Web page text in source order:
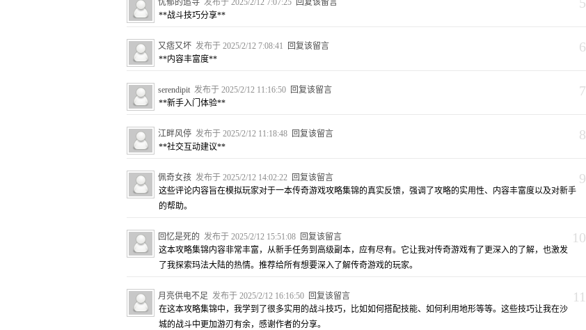
5
忧郁的追寻 发布于 2025/2/12 7:07:25 回复该留言
**战斗技巧分享**
6
又痞又坏 发布于 2025/2/12 7:08:41
回复该留言
**内容丰富度**
7
serendipit 发布于 2025/2/12 11:16:50 回复该留言
**新手入门体验**
8
江畔风停 发布于 2025/2/12 11:18:48 回复该留言
**社交互动建议**
9
佩奇女孩 发布于 2025/2/12 14:02:22 回复该留言
这些评论内容旨在模拟玩家对于一本传奇游戏攻略集锦的真实反馈，强调了攻略的实用性、内容丰富度以及对新手
的帮助。
10
回忆是死的 发布于 2025/2/12 15:51:08 回复该留言
这本攻略集锦内容非常丰富，从新手任务到高级副本，应有尽有。它让我对传奇游戏有了更深入的了解，也激发
了我探索玛法大陆的热情。推荐给所有想要深入了解传奇游戏的玩家。
11
月亮供电不足 发布于 2025/2/12 16:16:50 回复该留言
在这本攻略集锦中，我学到了很多实用的战斗技巧，比如如何搭配技能、如何利用地形等等。这些技巧让我在沙
城的战斗中更加游刃有余，感谢作者的分享。